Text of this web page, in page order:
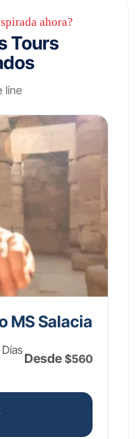
ahora?
Tours
MS Salacia
Desde $560